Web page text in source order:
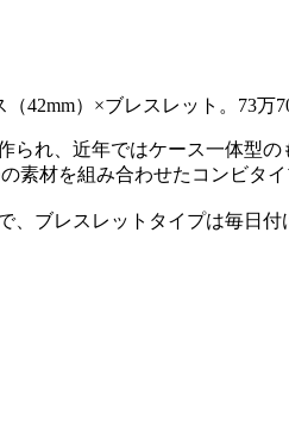
）×ブレスレット。73万
れ、近年ではケース一体型
素材を組み合わせたコンビタイ
ブレスレットタイプは毎日